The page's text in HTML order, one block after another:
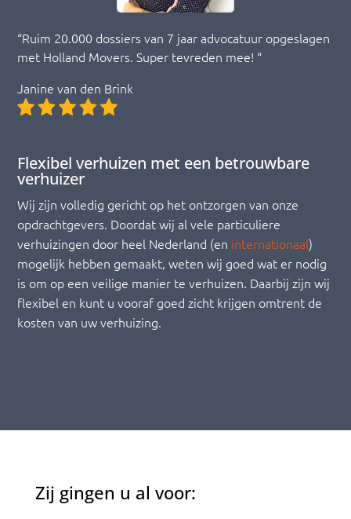
“Ruim 20.000 dossiers van 7 jaar advocatuur opgeslagen
met Holland Movers. Super tevreden mee! “
Janine van den Brink
Flexibel verhuizen met een betrouwbare
verhuizer
Wij zijn volledig gericht op het ontzorgen van onze
opdrachtgevers. Doordat wij al vele particuliere
verhuizingen door heel Nederland (en internationaal)
mogelijk hebben gemaakt, weten wij goed wat er nodig
is om op een veilige manier te verhuizen. Daarbij zijn wij
flexibel en kunt u vooraf goed zicht krijgen omtrent de
kosten van uw verhuizing.
Zij gingen u al voor: